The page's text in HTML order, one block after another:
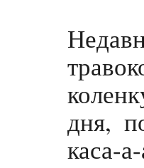
дня,
каса-